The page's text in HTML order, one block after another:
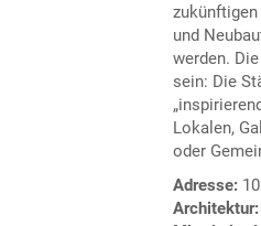
und
werden.
sein: Die
Lokalen,
oder
Adresse:
Architektur: